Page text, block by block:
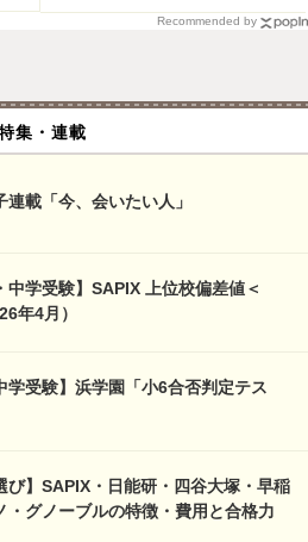
Recommended by
集・連載
載「今、会いたい人」
中学受験】SAPIX 上位校偏差値＜
年4月）
学受験】浜学園「小6合否判定テス
び】SAPIX・日能研・四谷大塚・早稲
・グノーブルの特徴・費用と合格力